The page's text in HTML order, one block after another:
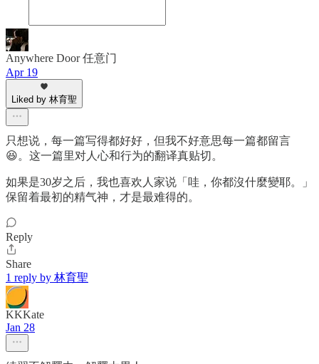
Anywhere Door 任意门
Apr 19
Liked by 林育聖
只想说，每一篇写得都好好，但我不好意思每一篇都留言
😆。这一篇里对人心和行为的翻译真贴切。
如果是30岁之后，我也喜欢人家说「哇，你都沒什麼變耶。」
保留着最初的精气神，才是最难得的。
Reply
Share
1 reply by 林育聖
KKKate
Jan 28